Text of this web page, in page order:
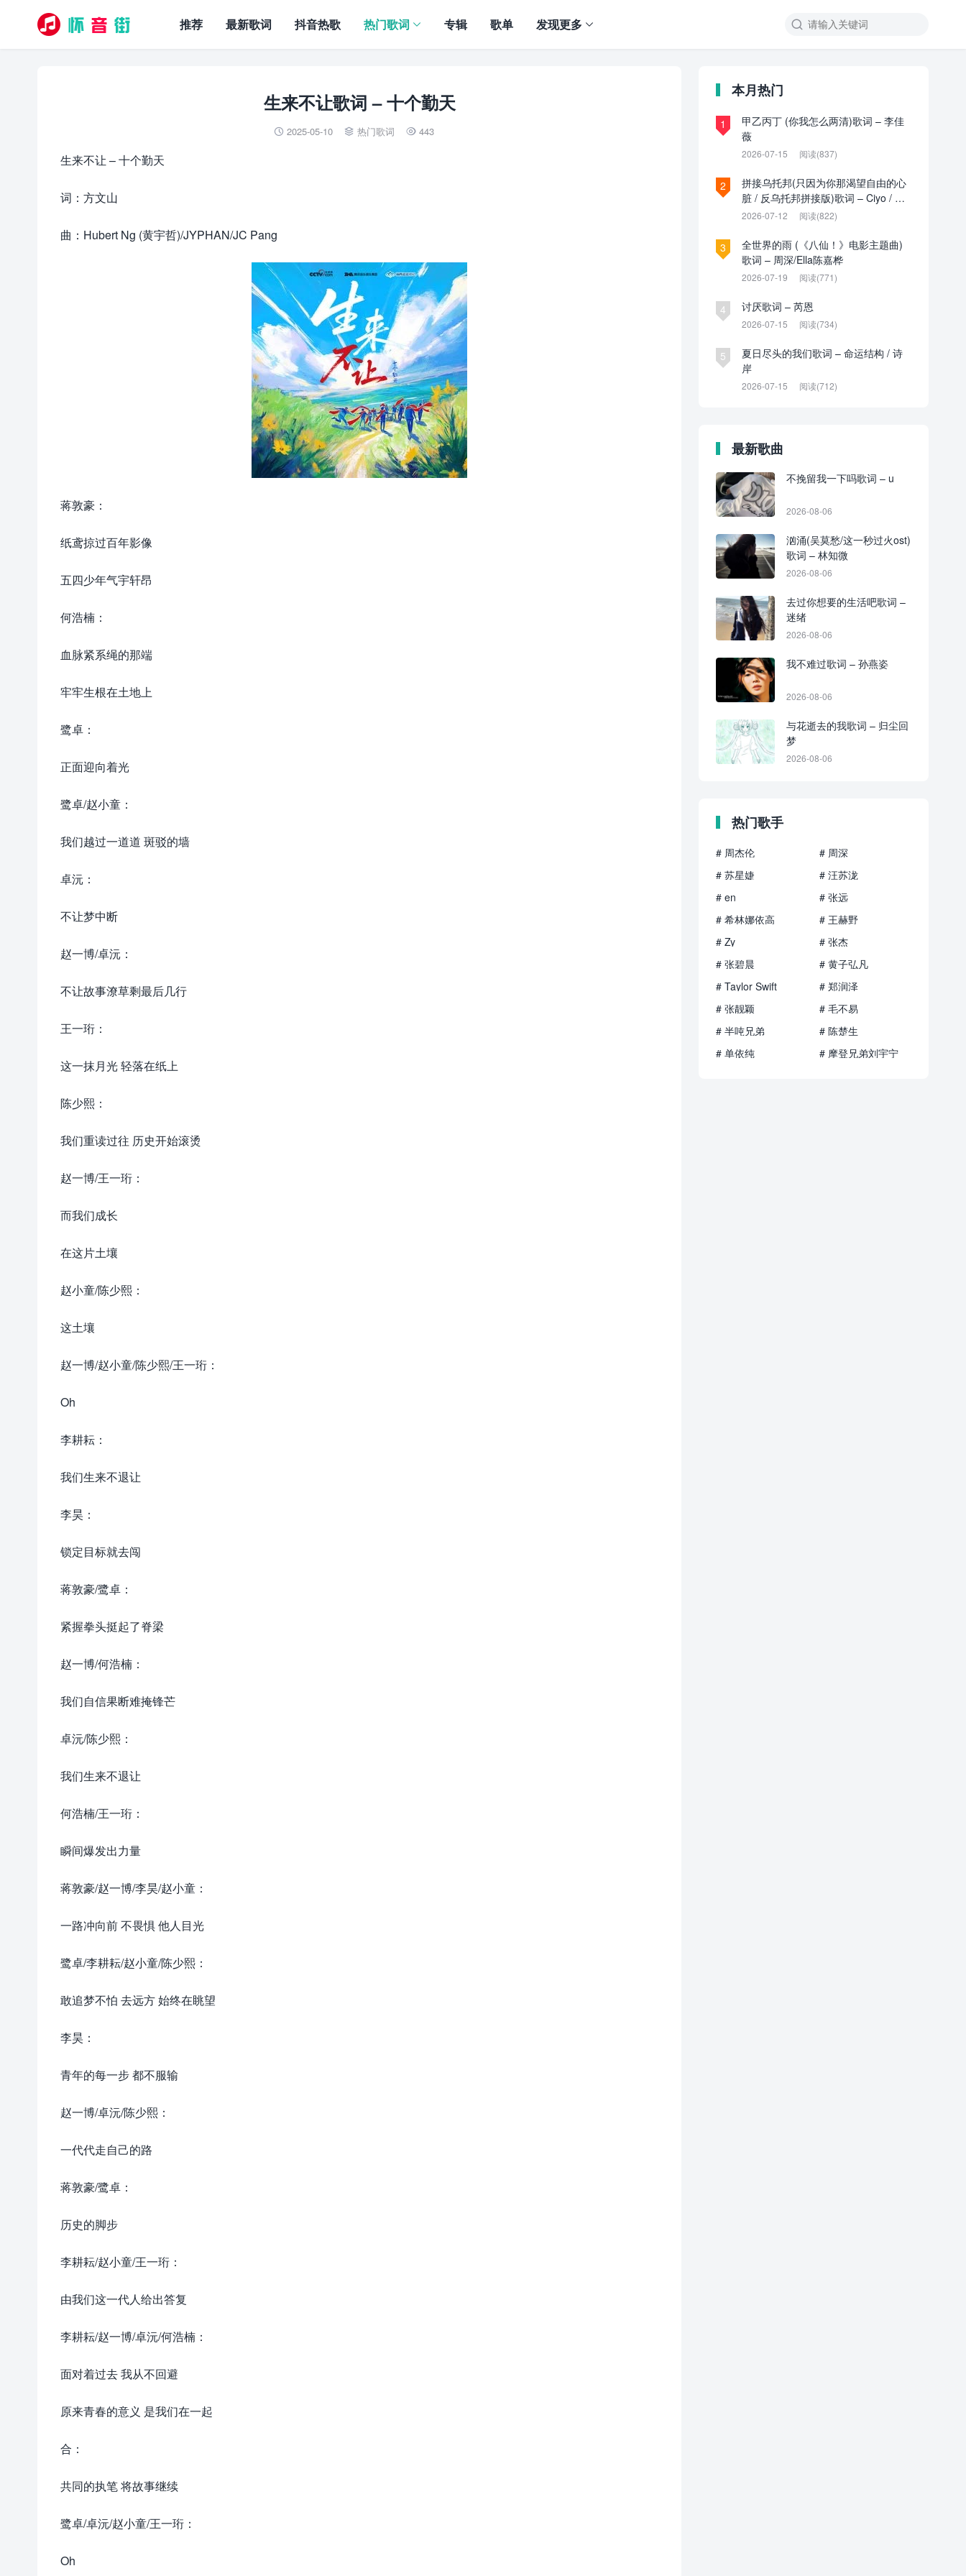

推荐 最新歌词 抖音热歌 热门歌词 专辑 歌单 发现更多
生来不让歌词 – 十个勤天
 2025-05-10  热门歌词  443
生来不让 – 十个勤天
词：方文山
曲：Hubert Ng (黄宇哲)/JYPHAN/JC Pang
蒋敦豪：
纸鸢掠过百年影像
五四少年气宇轩昂
何浩楠：
血脉紧系绳的那端
牢牢生根在土地上
鹭卓：
正面迎向着光
鹭卓/赵小童：
我们越过一道道 斑驳的墙
卓沅：
不让梦中断
赵一博/卓沅：
不让故事潦草剩最后几行
王一珩：
这一抹月光 轻落在纸上
陈少熙：
我们重读过往 历史开始滚烫
赵一博/王一珩：
而我们成长
在这片土壤
赵小童/陈少熙：
这土壤
赵一博/赵小童/陈少熙/王一珩：
Oh
李耕耘：
我们生来不退让
李昊：
锁定目标就去闯
蒋敦豪/鹭卓：
紧握拳头挺起了脊梁
赵一博/何浩楠：
我们自信果断难掩锋芒
卓沅/陈少熙：
我们生来不退让
何浩楠/王一珩：
瞬间爆发出力量
蒋敦豪/赵一博/李昊/赵小童：
一路冲向前 不畏惧 他人目光
鹭卓/李耕耘/赵小童/陈少熙：
敢追梦不怕 去远方 始终在眺望
李昊：
青年的每一步 都不服输
赵一博/卓沅/陈少熙：
一代代走自己的路
蒋敦豪/鹭卓：
历史的脚步
李耕耘/赵小童/王一珩：
由我们这一代人给出答复
李耕耘/赵一博/卓沅/何浩楠：
面对着过去 我从不回避
原来青春的意义 是我们在一起
合：
共同的执笔 将故事继续
鹭卓/卓沅/赵小童/王一珩：
Oh
本月热门
1
甲乙丙丁 (你我怎么两清)歌词 – 李佳
薇
2026-07-15 阅读(837)
2
拼接乌托邦(只因为你那渴望自由的心
脏 / 反乌托邦拼接版)歌词 – Ciyo / 见
过夏天P / 乌托邦P
2026-07-12 阅读(822)
3
全世界的雨 (《八仙！》电影主题曲)
歌词 – 周深/Ella陈嘉桦
2026-07-19 阅读(771)
4 讨厌歌词 – 芮恩
2026-07-15 阅读(734)
5
夏日尽头的我们歌词 – 命运结构 / 诗
岸
2026-07-15 阅读(712)
最新歌曲
不挽留我一下吗歌词 – u
2026-08-06
汹涌(吴莫愁/这一秒过火ost)
歌词 – 林知微
2026-08-06
去过你想要的生活吧歌词 –
迷绪
2026-08-06
我不难过歌词 – 孙燕姿
2026-08-06
与花逝去的我歌词 – 归尘回
梦
2026-08-06
热门歌手
# 周杰伦
# 周深
# 苏星婕
# 汪苏泷
# en
# 张远
# 希林娜依高
# 王赫野
# Zy
# 张杰
# 张碧晨
# 黄子弘凡
# Taylor Swift
# 郑润泽
# 张靓颖
# 毛不易
# 半吨兄弟
# 陈楚生
# 单依纯
# 摩登兄弟刘宇宁